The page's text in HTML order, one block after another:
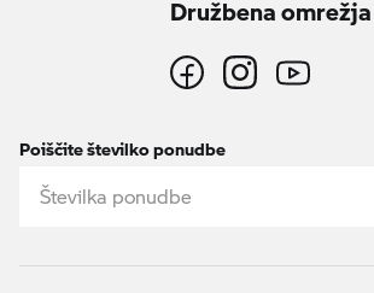
Poiščite številko ponudbe